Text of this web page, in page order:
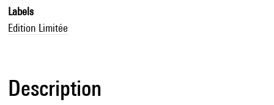
Labels
Edition Limitée
Description